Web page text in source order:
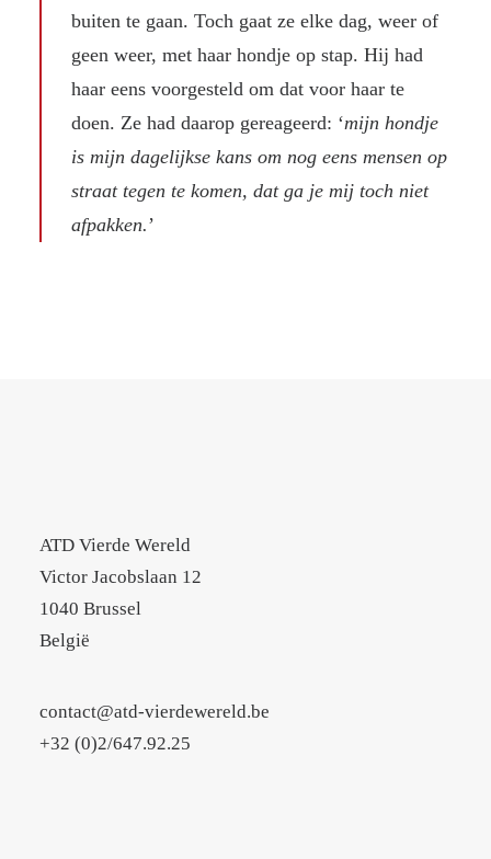
buiten te gaan. Toch gaat ze elke dag, weer of
geen weer, met haar hondje op stap. Hij had
haar eens voorgesteld om dat voor haar te
doen. Ze had daarop gereageerd: ‘mijn hondje
is mijn dagelijkse kans om nog eens mensen op
straat tegen te komen, dat ga je mij toch niet
afpakken.’
ATD Vierde Wereld
Victor Jacobslaan 12
1040 Brussel
België
contact@atd-vierdewereld.be
+32 (0)2/647.92.25